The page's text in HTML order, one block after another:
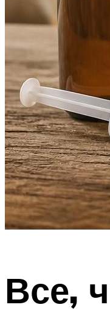
Все,